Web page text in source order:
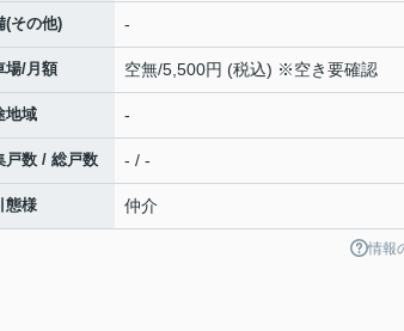
(その他) -
場/月額 空無/5,500円 (税込) ※空き要確認
地域 -
戸数 / 総戸数 - / -
態様 仲介
情報